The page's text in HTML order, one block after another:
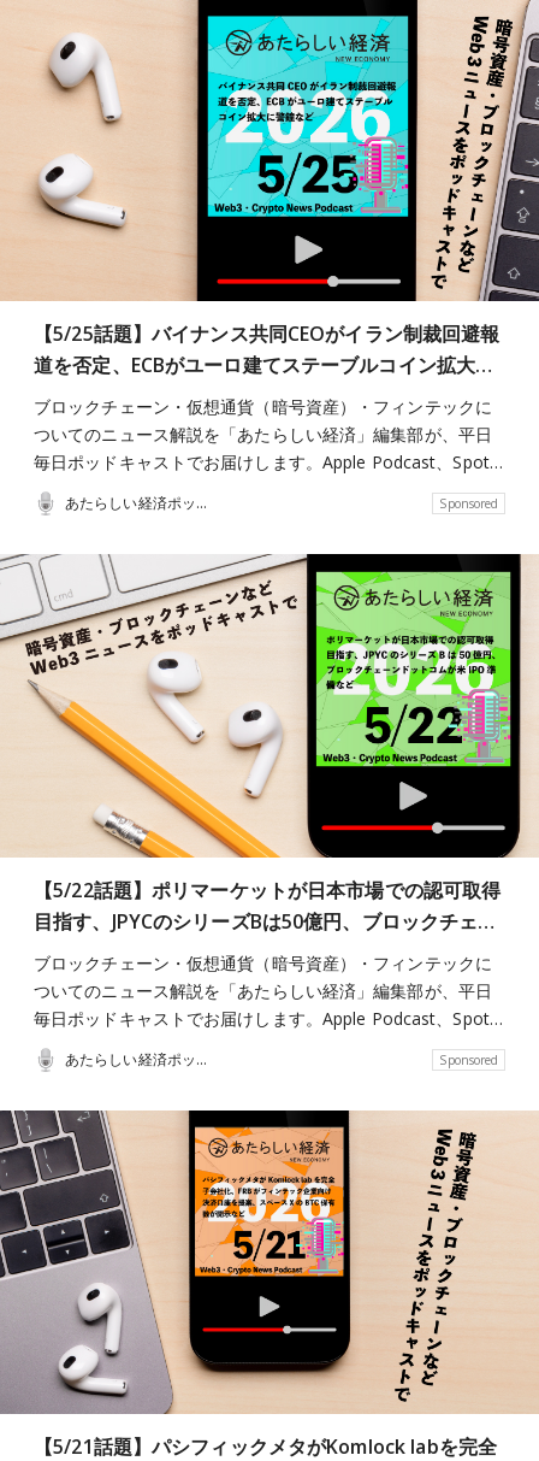
【5/25話題】バイナンス共同CEOがイラン制裁回避報
道を否定、ECBがユーロ建てステーブルコイン拡大…
ブロックチェーン・仮想通貨（暗号資産）・フィンテックに
ついてのニュース解説を「あたらしい経済」編集部が、平日
毎日ポッドキャストでお届けします。Apple Podcast、Spot…
あたらしい経済ポッドキャスト Sponsored
【5/22話題】ポリマーケットが日本市場での認可取得
目指す、JPYCのシリーズBは50億円、ブロックチェ…
ブロックチェーン・仮想通貨（暗号資産）・フィンテックに
ついてのニュース解説を「あたらしい経済」編集部が、平日
毎日ポッドキャストでお届けします。Apple Podcast、Spot…
あたらしい経済ポッドキャスト Sponsored
【5/21話題】パシフィックメタがKomlock labを完全